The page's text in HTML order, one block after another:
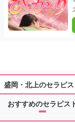
盛岡・北上のセラピス
おすすめのセラピス